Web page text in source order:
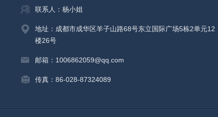
联系人：杨小姐
地址：成都市成华区羊子山路68号东立国际广场5栋2单元12
楼26号
邮箱：1006862059@qq.com
传真：86-028-87324089